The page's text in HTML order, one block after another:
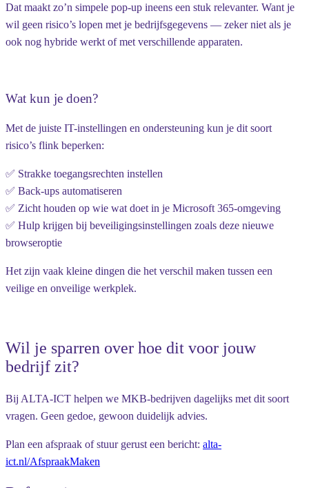
Dat maakt zo’n simpele pop-up ineens een stuk relevanter. Want je
wil geen risico’s lopen met je bedrijfsgegevens — zeker niet als je
ook nog hybride werkt of met verschillende apparaten.
Wat kun je doen?
Met de juiste IT-instellingen en ondersteuning kun je dit soort
risico’s flink beperken:
✅ Strakke toegangsrechten instellen
✅ Back-ups automatiseren
✅ Zicht houden op wie wat doet in je Microsoft 365-omgeving
✅ Hulp krijgen bij beveiligingsinstellingen zoals deze nieuwe
browseroptie
Het zijn vaak kleine dingen die het verschil maken tussen een
veilige en onveilige werkplek.
Wil je sparren over hoe dit voor jouw
bedrijf zit?
Bij ALTA-ICT helpen we MKB-bedrijven dagelijks met dit soort
vragen. Geen gedoe, gewoon duidelijk advies.
Plan een afspraak of stuur gerust een bericht: alta-
ict.nl/AfspraakMaken